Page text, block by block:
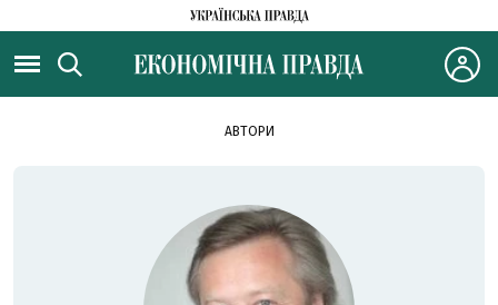
АВТОРИ